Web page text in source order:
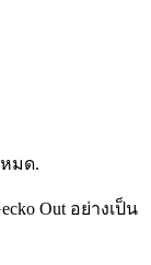
หมด.
Out อย่างเป็น